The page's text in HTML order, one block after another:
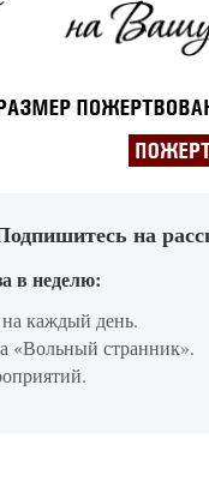
на
в неделю:
каждый день.
«Вольный странник».